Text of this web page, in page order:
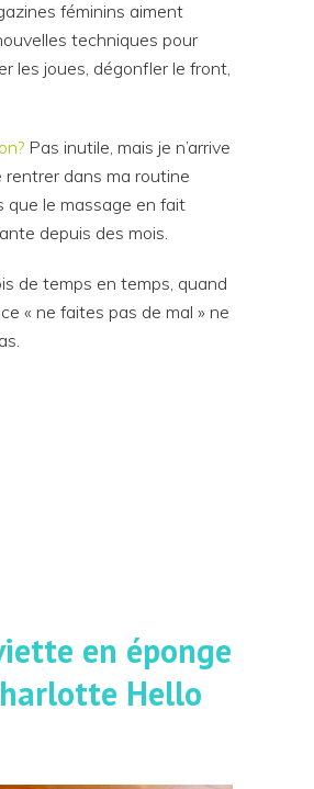
féminins aiment
techniques pour
les joues, dégonfler le front,
Pas inutile, mais je n’arrive
rentrer dans ma routine
que le massage en fait
depuis des mois.
de temps en temps, quand
« ne faites pas de mal » ne
en éponge
Hello